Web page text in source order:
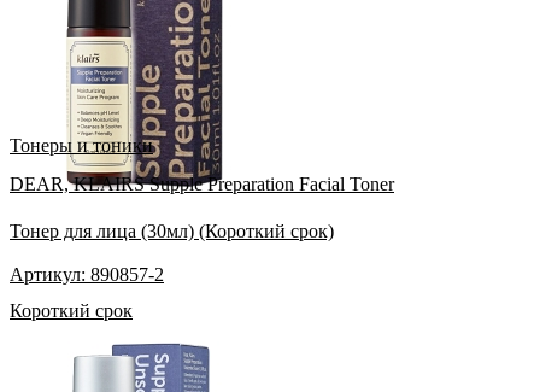
Тонеры и тоники
DEAR, KLAIRS Supple Preparation Facial Toner
Тонер для лица (30мл) (Короткий срок)
Артикул: 890857-2
Короткий срок